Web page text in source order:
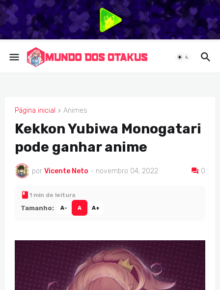
Página inicial Animes
ANIMES
Kekkon Yubiwa Monogatari
pode ganhar anime
por Vicente Neto - novembro 04, 2022 0
1 min de leitura
Tamanho: A- A A+